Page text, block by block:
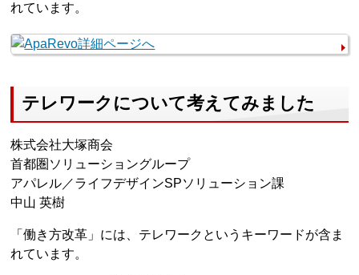
れています。
テレワークについて考えてみました
株式会社大塚商会
首都圏ソリューショングループ
アパレル／ライフデザインSPソリューション課
中山 英樹
「働き方改革」には、テレワークというキーワードが含ま
れています。